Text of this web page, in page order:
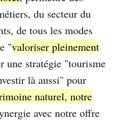
du secteur du
de tous les modes
"valoriser pleinement
une stratégie "tourisme
là aussi" pour
naturel, notre
avec notre offre